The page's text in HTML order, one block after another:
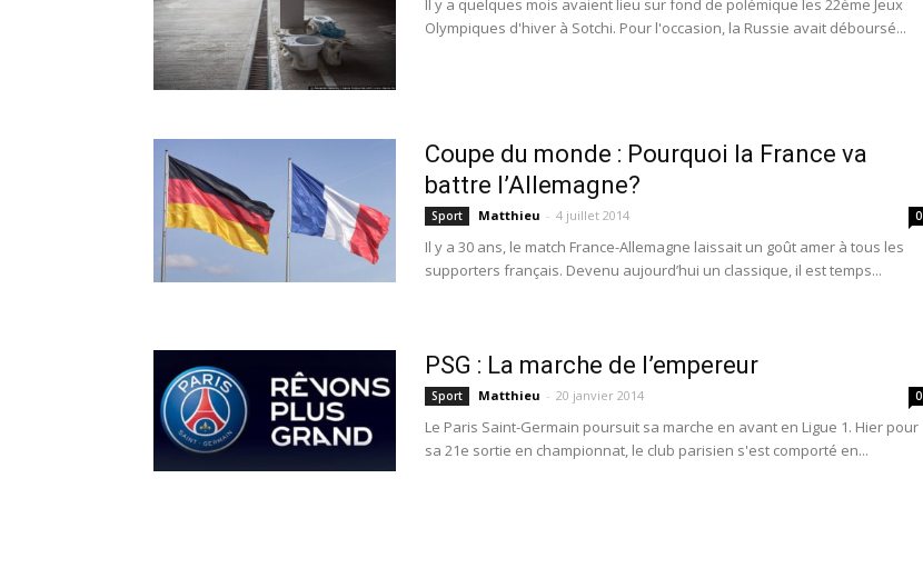
Il y a quelques mois avaient lieu sur fond de polémique les 22ème Jeux
Olympiques d'hiver à Sotchi. Pour l'occasion, la Russie avait déboursé...
Coupe du monde : Pourquoi la France va
battre l’Allemagne?
Sport Matthieu - 4 juillet 2014 0
Il y a 30 ans, le match France-Allemagne laissait un goût amer à tous les
supporters français. Devenu aujourd’hui un classique, il est temps...
PSG : La marche de l’empereur
Sport Matthieu - 20 janvier 2014 0
Le Paris Saint-Germain poursuit sa marche en avant en Ligue 1. Hier pour
sa 21e sortie en championnat, le club parisien s'est comporté en...